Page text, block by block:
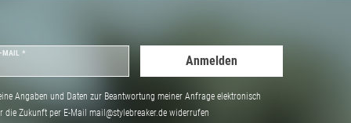
MAIL *
Anmelden
Angaben und Daten zur Beantwortung meiner Anfrage elektronisch
Zukunft per E-Mail mail@stylebreaker.de widerrufen